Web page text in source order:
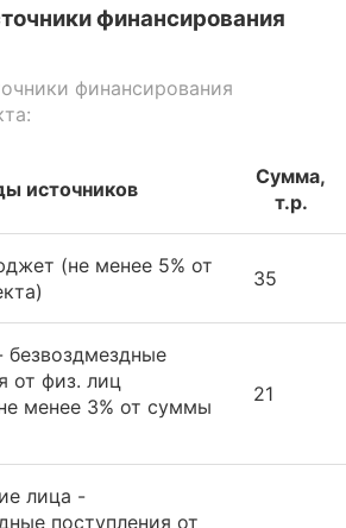
финансирования
финансирования
источников
Сумма,
т.р.
(не менее 5% от
35
безвоздмездные
от физ. лиц
менее 3% от суммы
21
лица -
поступления от